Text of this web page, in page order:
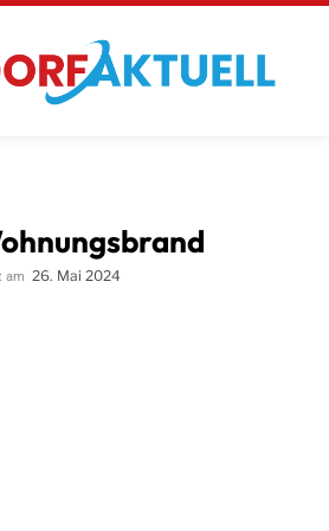
am 26. Mai 2024